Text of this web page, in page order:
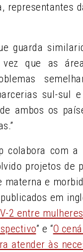
representantes
guarda
que as
sul-sul
ambos os
colabora com a
projetos de
e
em
2 entre
” e “O
atender às